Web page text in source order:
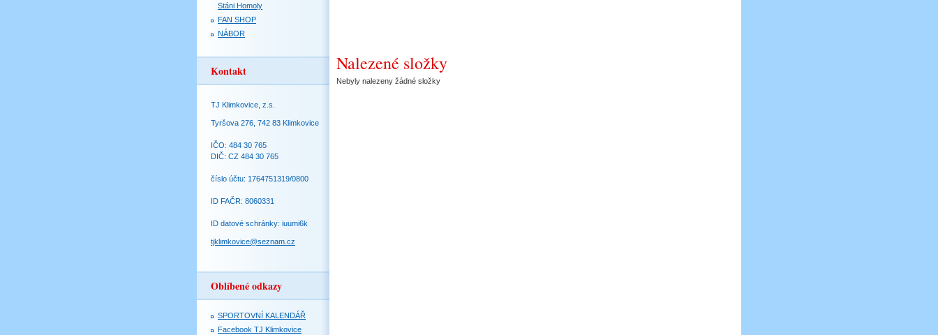
Nalezené složky
Nebyly nalezeny žádné složky
Stáni Homoly
FAN SHOP
NÁBOR
Kontakt
TJ Klimkovice, z.s.
Tyršova 276, 742 83 Klimkovice
IČO: 484 30 765
DIČ: CZ 484 30 765
číslo účtu: 1764751319/0800
ID FAČR: 8060331
ID datové schránky: iuumi6k
tjklimkovice@seznam.cz
Oblíbené odkazy
SPORTOVNÍ KALENDÁŘ
Facebook TJ Klimkovice